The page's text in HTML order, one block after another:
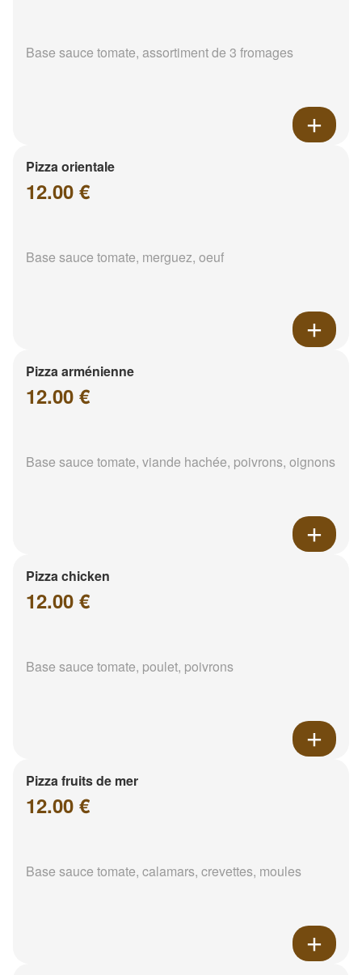
Base sauce tomate, assortiment de 3 fromages
Pizza orientale
12.00 €
Base sauce tomate, merguez, oeuf
Pizza arménienne
12.00 €
Base sauce tomate, viande hachée, poivrons, oignons
Pizza chicken
12.00 €
Base sauce tomate, poulet, poivrons
Pizza fruits de mer
12.00 €
Base sauce tomate, calamars, crevettes, moules